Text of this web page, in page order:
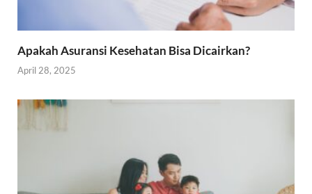
Apakah Asuransi Kesehatan Bisa Dicairkan?
April 28, 2025